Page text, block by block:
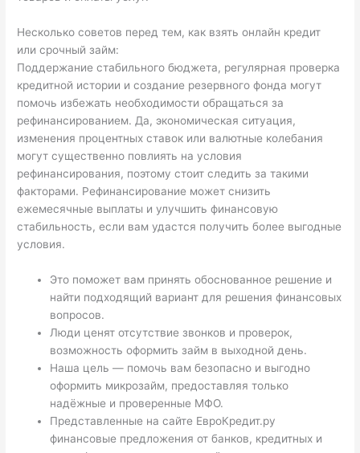
Несколько советов перед тем, как взять онлайн кредит
или срочный займ:
Поддержание стабильного бюджета, регулярная проверка
кредитной истории и создание резервного фонда могут
помочь избежать необходимости обращаться за
рефинансированием. Да, экономическая ситуация,
изменения процентных ставок или валютные колебания
могут существенно повлиять на условия
рефинансирования, поэтому стоит следить за такими
факторами. Рефинансирование может снизить
ежемесячные выплаты и улучшить финансовую
стабильность, если вам удастся получить более выгодные
условия.
Это поможет вам принять обоснованное решение и
найти подходящий вариант для решения финансовых
вопросов.
Люди ценят отсутствие звонков и проверок,
возможность оформить займ в выходной день.
Наша цель — помочь вам безопасно и выгодно
оформить микрозайм, предоставляя только
надёжные и проверенные МФО.
Представленные на сайте ЕвроКредит.ру
финансовые предложения от банков, кредитных и